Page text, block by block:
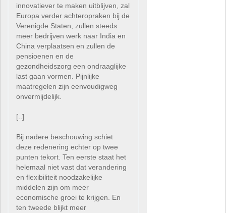
innovatiever te maken uitblijven, zal
Europa verder achteropraken bij de
Verenigde Staten, zullen steeds
meer bedrijven werk naar India en
China verplaatsen en zullen de
pensioenen en de
gezondheidszorg een ondraaglijke
last gaan vormen. Pijnlijke
maatregelen zijn eenvoudigweg
onvermijdelijk.
[..]
Bij nadere beschouwing schiet
deze redenering echter op twee
punten tekort. Ten eerste staat het
helemaal niet vast dat verandering
en flexibiliteit noodzakelijke
middelen zijn om meer
economische groei te krijgen. En
ten tweede blijkt meer